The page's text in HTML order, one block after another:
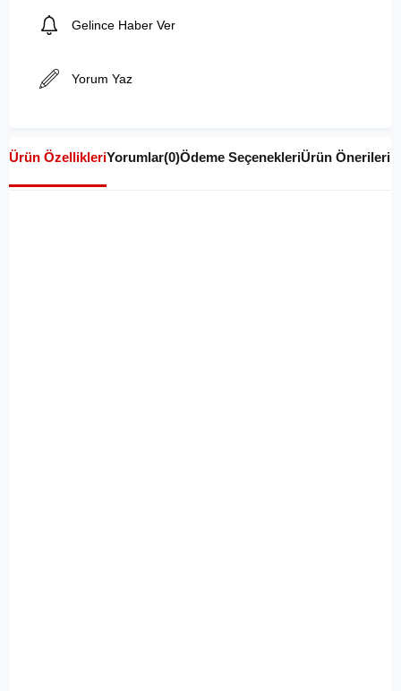
Gelince Haber Ver
Yorum Yaz
Ürün ÖzellikleriYorumlar(0)Ödeme SeçenekleriÜrün Önerileri